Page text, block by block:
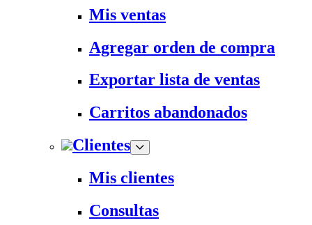
Mis ventas
Agregar orden de compra
Exportar lista de ventas
Carritos abandonados
Clientes
Mis clientes
Consultas